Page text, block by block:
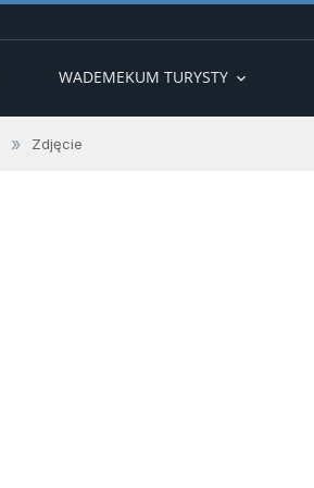
WADEMEKUM TURYSTY expand_more
» Zdjęcie